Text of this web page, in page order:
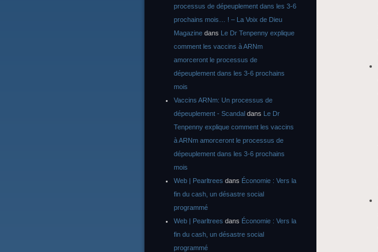
processus de dépeuplement dans les 3-6
prochains mois… ! – La Voix de Dieu
Magazine dans Le Dr Tenpenny explique
comment les vaccins à ARNm
amorceront le processus de
dépeuplement dans les 3-6 prochains
mois
Vaccins ARNm: Un processus de
dépeuplement - Scandal dans Le Dr
Tenpenny explique comment les vaccins
à ARNm amorceront le processus de
dépeuplement dans les 3-6 prochains
mois
Web | Pearltrees dans Économie : Vers la
fin du cash, un désastre social
programmé
Web | Pearltrees dans Économie : Vers la
fin du cash, un désastre social
programmé